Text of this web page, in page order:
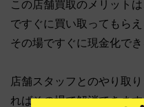
この店舗買取のメリット
ですぐに買い取ってもらえ
その場ですぐに現金化で
店舗スタッフとのやり取
ればその場で解消できま